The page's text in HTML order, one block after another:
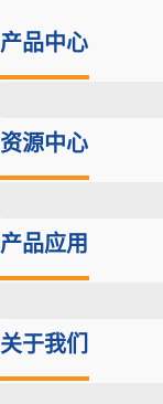
产品中心
资源中心
产品应用
关于我们